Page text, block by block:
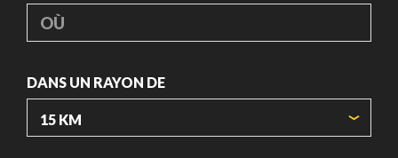
OÙ
DANS UN RAYON DE